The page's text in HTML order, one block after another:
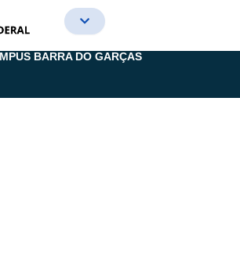
BARRA DO GARÇAS